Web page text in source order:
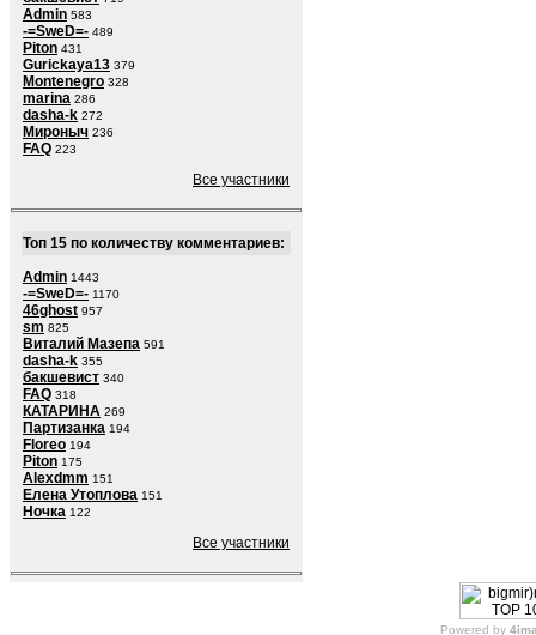
Admin 583
-=SweD=- 489
Piton 431
Gurickaya13 379
Montenegro 328
marina 286
dasha-k 272
Мироныч 236
FAQ 223
Все участники
Топ 15 по количеству комментариев:
Admin 1443
-=SweD=- 1170
46ghost 957
sm 825
Виталий Мазепа 591
dasha-k 355
бакшевист 340
FAQ 318
КАТАРИНА 269
Партизанка 194
Floreo 194
Piton 175
Alexdmm 151
Елена Утоплова 151
Ночка 122
Все участники
Powered by